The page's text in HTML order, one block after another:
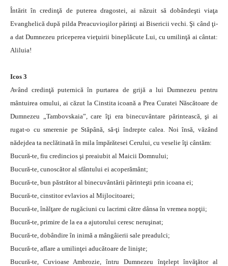
Întărit în credinţă de puterea dragostei, ai năzuit să dobândeşti viaţa
Evanghelică după pilda Preacuvioşilor părinţi ai Bisericii vechi. Şi când ţi-
a dat Dumnezeu priceperea vieţuirii bineplăcute Lui, cu umilinţă ai cântat:
Aliluia!
Icos 3
Având credinţă puternică în purtarea de grijă a lui Dumnezeu pentru
mântuirea omului, ai căzut la Cinstita icoană a Prea Curatei Născătoare de
Dumnezeu „Tambovskaia”, care îţi era binecuvântare părintească, şi ai
rugat-o cu smerenie pe Stăpână, să-ţi îndrepte calea. Noi însă, văzând
nădejdea ta neclătinată în mila împărătesei Cerului, cu veselie îţi cântăm:
Bucură-te, fiu credincios şi preaiubit al Maicii Domnului;
Bucură-te, cunoscător al sfântului ei acoperământ;
Bucură-te, bun păstrător al binecuvântării părinteşti prin icoana ei;
Bucură-te, cinstitor evlavios al Mijlocitoarei;
Bucură-te, înălţare de rugăciuni cu lacrimi către dânsa în vremea nopţii;
Bucură-te, primire de la ea a ajutorului ceresc neruşinat;
Bucură-te, dobândire în inimă a mângâierii sale preadulci;
Bucură-te, aflare a umilinţei aducătoare de linişte;
Bucură-te, Cuvioase Ambrozie, întru Dumnezeu înţelept învăţător al